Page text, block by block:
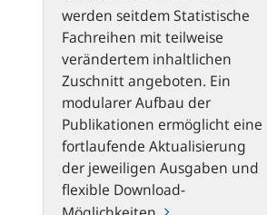
werden seitdem Statistische
Fachreihen mit teilweise
verändertem inhaltlichen
Zuschnitt angeboten. Ein
modularer Aufbau der
Publikationen ermöglicht eine
fortlaufende Aktualisierung
der jeweiligen Ausgaben und
flexible Download-